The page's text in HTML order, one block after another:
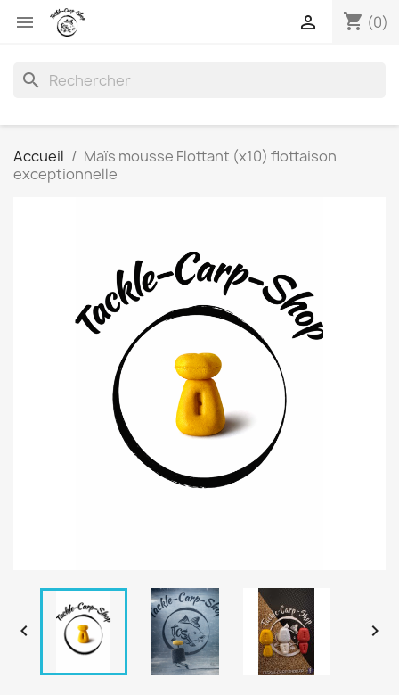
 shopping_cart (0)

search
Accueil
Maïs mousse Flottant (x10) flottaison
exceptionnelle
 